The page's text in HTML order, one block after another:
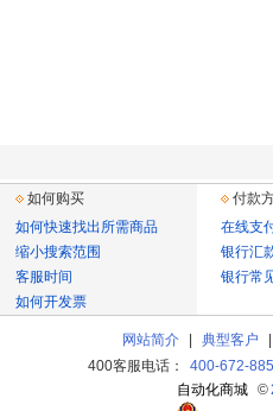
如何购买
付款
如何快速找出所需商品
缩小搜索范围
客服时间
如何开发票
在线支
银行汇
银行常
网站简介 典型客户
400客服电话：
400-672-
自动化商城
©